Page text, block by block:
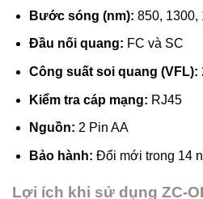
Bước sóng (nm): 850, 1300,
Đầu nối quang: FC và SC
Công suất soi quang (VFL):
Kiểm tra cáp mạng: RJ45
Nguồn: 2 Pin AA
Bảo hành: Đổi mới trong 14
Lợi ích khi sử dụng ZC-